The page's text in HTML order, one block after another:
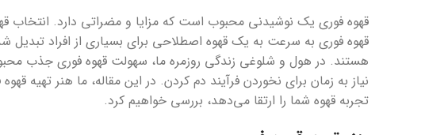
قهوه فوری یک نوشیدنی محبوب است که مزایا و مضراتی دارد. انتخاب
قهوه فوری به سرعت به یک قهوه اصطلاحی برای بسیاری از افراد
هستند. در هول و شلوغی زندگی روزمره ما، سهولت قهوه فوری جذب
نیاز به زمان برای نخوردن فرآیند دم کردن. در این مقاله، ما هنر تهیه
تجربه قهوه شما را ارتقا می‌دهد، بررسی خواهیم کرد.